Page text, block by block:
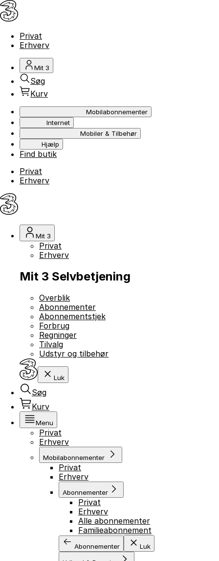
Privat
Erhverv
Mit 3
Søg
Kurv
Mobilabonnementer
Internet
Mobiler & Tilbehør
Hjælp
Find butik
Privat
Erhverv
Mit 3
Privat
Erhverv
Mit 3 Selvbetjening
Overblik
Abonnementer
Abonnementstjek
Forbrug
Regninger
Tilvalg
Udstyr og tilbehør
Luk
Søg
Kurv
Menu
Privat
Erhverv
Mobilabonnementer
Privat
Erhverv
Abonnementer
Privat
Erhverv
Alle abonnementer
Familieabonnement
Abonnementer Luk